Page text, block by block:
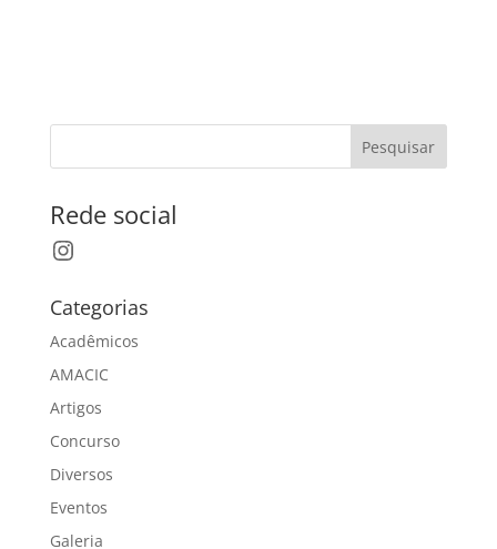
Pesquisar
Rede social
Instagram
Categorias
Acadêmicos
AMACIC
Artigos
Concurso
Diversos
Eventos
Galeria